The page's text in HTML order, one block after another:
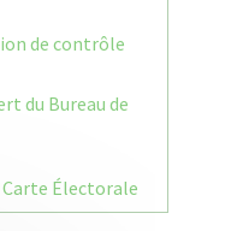
de contrôle
du Bureau de
Électorale